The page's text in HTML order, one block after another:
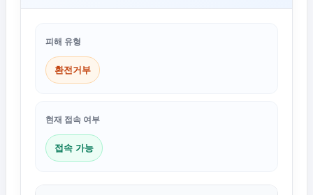
피해 유형
환전거부
현재 접속 여부
접속 가능